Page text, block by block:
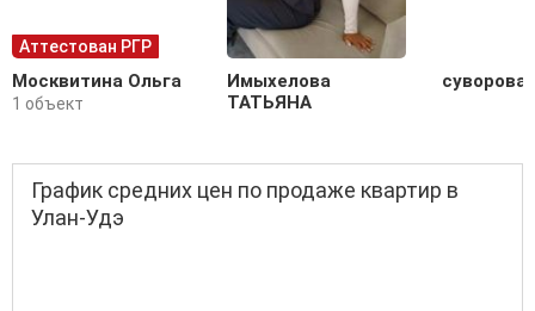
Аттестован РГР
Москвитина Ольга
1 объект
Имыхелова
ТАТЬЯНА
суворова
График средних цен по продаже квартир в
Улан-Удэ